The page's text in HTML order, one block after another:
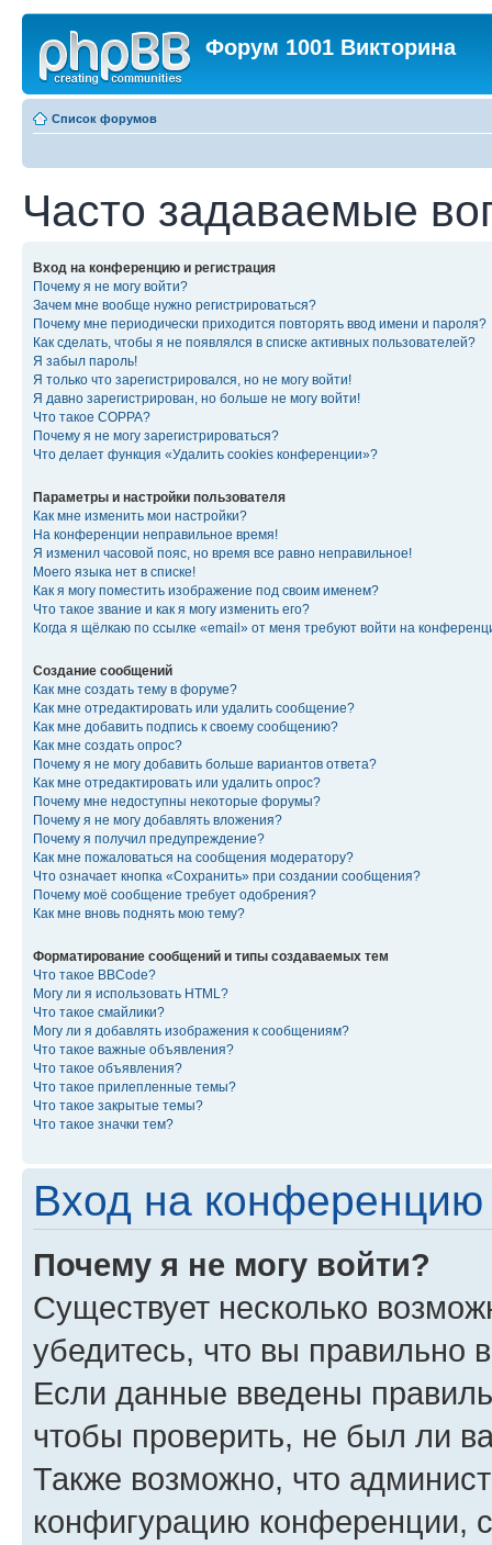
Форум 1001 Викторина
Список форумов
Часто задаваемые
Вход на конференцию и регистрация
Почему я не могу войти?
Зачем мне вообще нужно регистрироваться?
Почему мне периодически приходится повторять ввод имени и пароля?
Как сделать, чтобы я не появлялся в списке активных пользователей?
Я забыл пароль!
Я только что зарегистрировался, но не могу войти!
Я давно зарегистрирован, но больше не могу войти!
Что такое COPPA?
Почему я не могу зарегистрироваться?
Что делает функция «Удалить cookies конференции»?
Параметры и настройки пользователя
Как мне изменить мои настройки?
На конференции неправильное время!
Я изменил часовой пояс, но время все равно неправильное!
Моего языка нет в списке!
Как я могу поместить изображение под своим именем?
Что такое звание и как я могу изменить его?
Когда я щёлкаю по ссылке «email» от меня требуют войти на
Создание сообщений
Как мне создать тему в форуме?
Как мне отредактировать или удалить сообщение?
Как мне добавить подпись к своему сообщению?
Как мне создать опрос?
Почему я не могу добавить больше вариантов ответа?
Как мне отредактировать или удалить опрос?
Почему мне недоступны некоторые форумы?
Почему я не могу добавлять вложения?
Почему я получил предупреждение?
Как мне пожаловаться на сообщения модератору?
Что означает кнопка «Сохранить» при создании сообщения?
Почему моё сообщение требует одобрения?
Как мне вновь поднять мою тему?
Форматирование сообщений и типы создаваемых тем
Что такое BBCode?
Могу ли я использовать HTML?
Что такое смайлики?
Могу ли я добавлять изображения к сообщениям?
Что такое важные объявления?
Что такое объявления?
Что такое прилепленные темы?
Что такое закрытые темы?
Что такое значки тем?
Вход на конференцию
Почему я не могу войти?
Существует несколько
убедитесь, что вы правильно
Если данные введены
чтобы проверить, не был ли
Также возможно, что
конфигурацию конференции,